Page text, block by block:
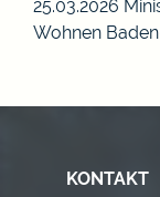
25.03.2026
Wohnen
KONTAKT